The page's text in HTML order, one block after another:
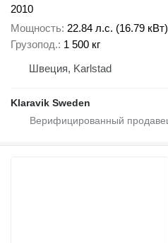
2010
Мощность 22.84 л.с. (16.79 кВт)
Грузопод. 1 500 кг
Швеция, Karlstad
Klaravik Sweden